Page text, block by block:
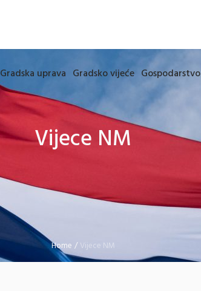
Gradska uprava Gradsko vijeće Gospodarstvo
Vijece NM
Home /Vijece NM